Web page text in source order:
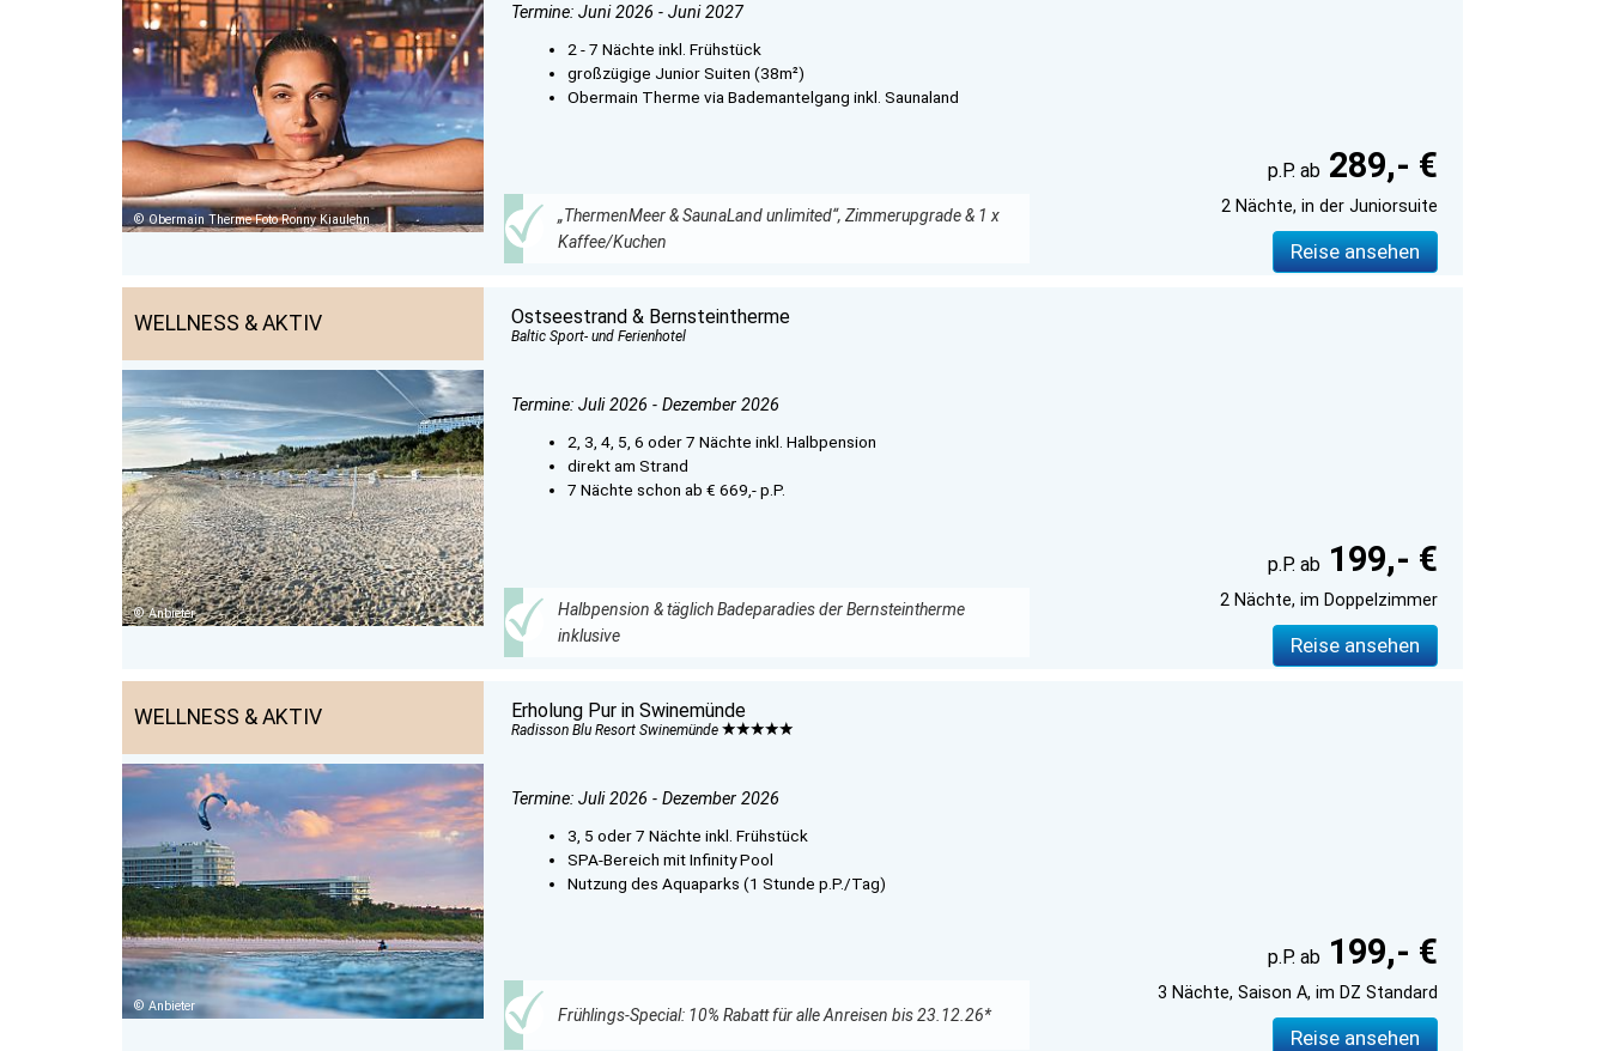
Obermain Therme Foto Ronny Kiaulehn
Termine: Juni 2026 - Juni 2027
2 - 7 Nächte inkl. Frühstück
großzügige Junior Suiten (38m²)
Obermain Therme via Bademantelgang inkl. Saunaland
„ThermenMeer & SaunaLand unlimited“, Zimmerupgrade & 1 x
Kaffee/Kuchen
289,- €
2 Nächte, in der Juniorsuite
Reise ansehen
WELLNESS & AKTIV
Anbieter
Ostseestrand & Bernsteintherme
Baltic Sport- und Ferienhotel
Termine: Juli 2026 - Dezember 2026
2, 3, 4, 5, 6 oder 7 Nächte inkl. Halbpension
direkt am Strand
7 Nächte schon ab € 669,- p.P.
Halbpension & täglich Badeparadies der Bernsteintherme
inklusive
199,- €
2 Nächte, im Doppelzimmer
Reise ansehen
WELLNESS & AKTIV
Anbieter
Erholung Pur in Swinemünde
Radisson Blu Resort Swinemünde
Termine: Juli 2026 - Dezember 2026
3, 5 oder 7 Nächte inkl. Frühstück
SPA-Bereich mit Infinity Pool
Nutzung des Aquaparks (1 Stunde p.P./Tag)
Frühlings-Special: 10% Rabatt für alle Anreisen bis 23.12.26*
199,- €
3 Nächte, Saison A, im DZ Standard
Reise ansehen